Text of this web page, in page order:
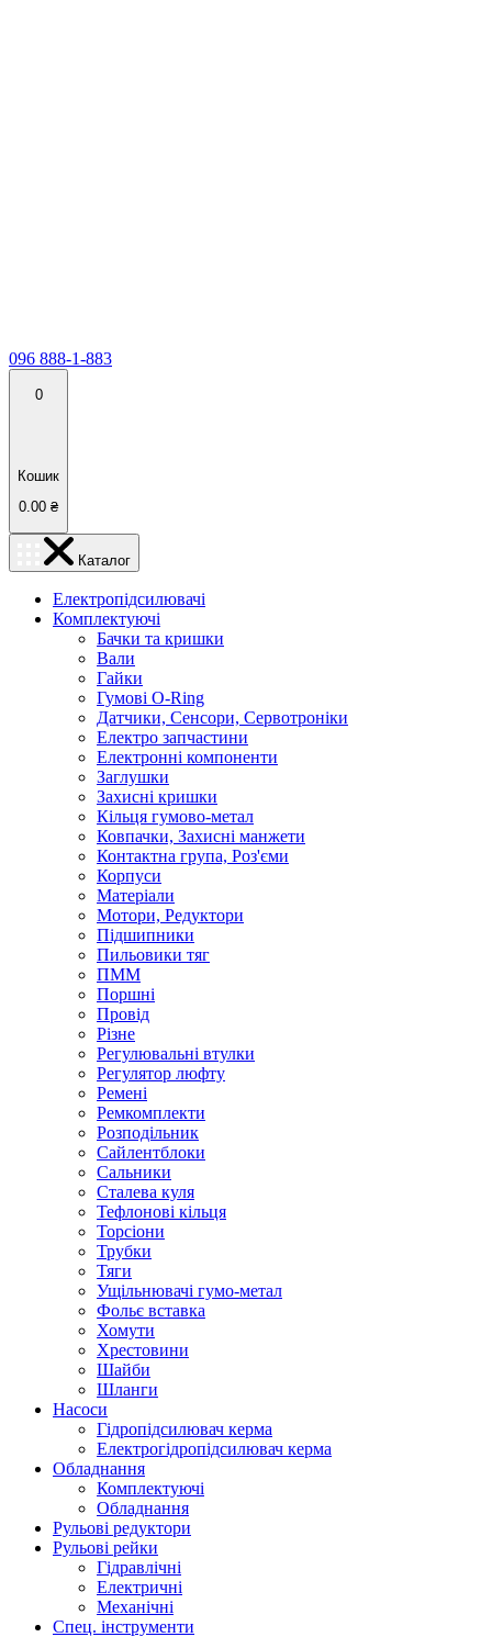
096 888-1-883
0
Кошик
0.00 ₴
Каталог
Електропідсилювачі
Комплектуючі
Бачки та кришки
Вали
Гайки
Гумові O-Ring
Датчики, Сенсори, Сервотроніки
Електро запчастини
Електронні компоненти
Заглушки
Захисні кришки
Кільця гумово-метал
Ковпачки, Захисні манжети
Контактна група, Роз'єми
Корпуси
Матеріали
Мотори, Редуктори
Підшипники
Пильовики тяг
ПММ
Поршні
Провід
Різне
Регулювальні втулки
Регулятор люфту
Ремені
Ремкомплекти
Розподільник
Сайлентблоки
Сальники
Сталева куля
Тефлонові кільця
Торсіони
Трубки
Тяги
Ущільнювачі гумо-метал
Фольє вставка
Хомути
Хрестовини
Шайби
Шланги
Насоси
Гідропідсилювач керма
Електрогідропідсилювач керма
Обладнання
Комплектуючі
Обладнання
Рульові редуктори
Рульові рейки
Гідравлічні
Електричні
Механічні
Спец. інструменти